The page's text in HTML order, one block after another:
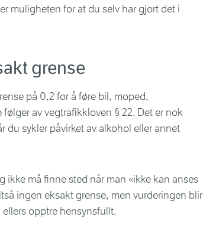
muligheten for at du selv har gjort det i
grense
på 0,2 for å føre bil, moped,
av vegtrafikkloven § 22. Det er nok
du sykler påvirket av alkohol eller annet
ikke må finne sted når man «ikke kan anses
ingen eksakt grense, men vurderingen blir
opptre hensynsfullt.